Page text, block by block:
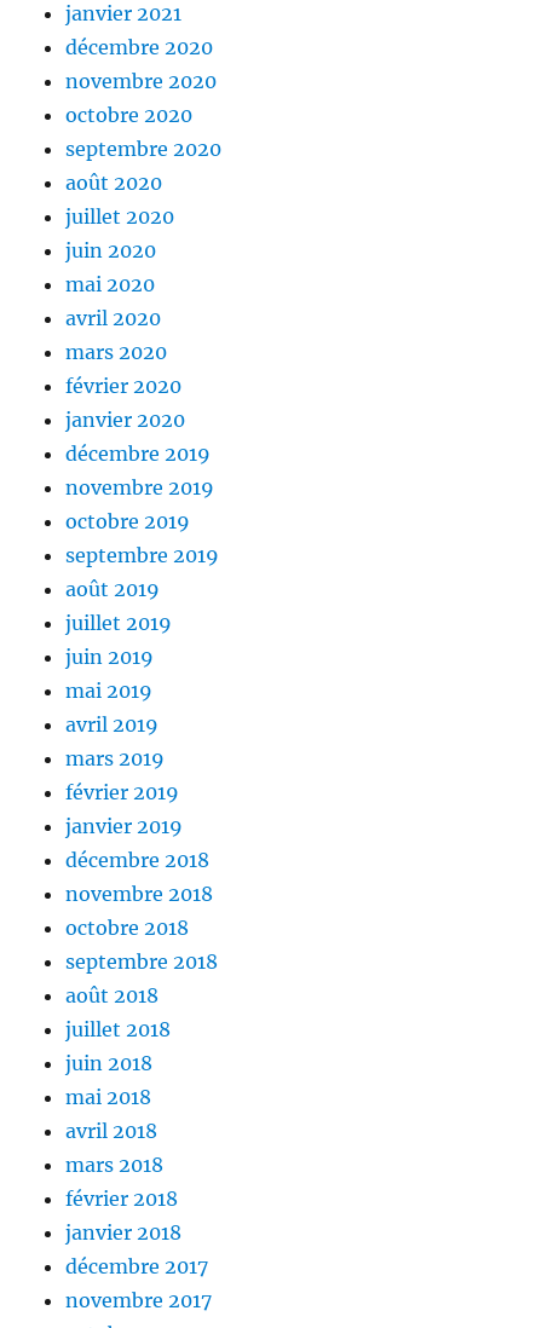
janvier 2021
décembre 2020
novembre 2020
octobre 2020
septembre 2020
août 2020
juillet 2020
juin 2020
mai 2020
avril 2020
mars 2020
février 2020
janvier 2020
décembre 2019
novembre 2019
octobre 2019
septembre 2019
août 2019
juillet 2019
juin 2019
mai 2019
avril 2019
mars 2019
février 2019
janvier 2019
décembre 2018
novembre 2018
octobre 2018
septembre 2018
août 2018
juillet 2018
juin 2018
mai 2018
avril 2018
mars 2018
février 2018
janvier 2018
décembre 2017
novembre 2017